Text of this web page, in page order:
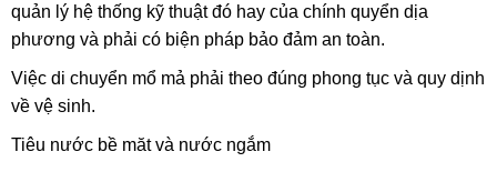
quản lý hệ thống kỹ thuật đó hay của chính quyển dịa
phương và phải có biện pháp bảo đảm an toàn.
Việc di chuyển mổ mả phải theo đúng phong tục và quy dịnh
về vệ sinh.
Tiêu nước bề măt và nước ngắm